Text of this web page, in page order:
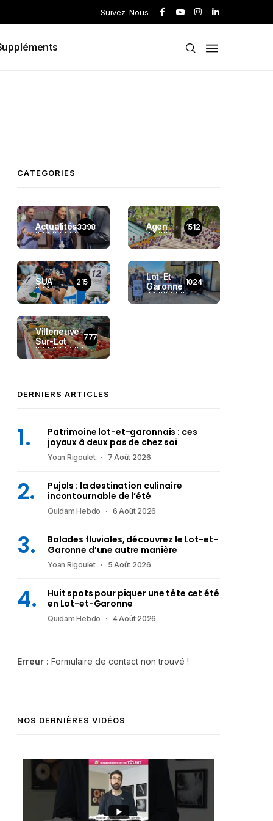
Suivez-Nous
CATEGORIES
Actualités3398 Agen 1512
SUA 215
Lot-Et-
Garonne 1024
Villeneuve-
Sur-Lot
777
DERNIERS ARTICLES
Patrimoine lot-et-garonnais : ces
joyaux à deux pas de chez soi
Yoan Rigoulet 7 Août 2026
Pujols : la destination culinaire
incontournable de l’été
Quidam Hebdo 6 Août 2026
Balades fluviales, découvrez le Lot-et-
Garonne d’une autre manière
Yoan Rigoulet 5 Août 2026
Huit spots pour piquer une tête cet été
en Lot-et-Garonne
Quidam Hebdo 4 Août 2026
Erreur : Formulaire de contact non trouvé !
NOS DERNIÈRES VIDÉOS